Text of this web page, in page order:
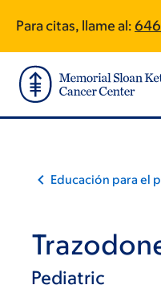
main
content
footer
Para citas, llame al:
Educación para el
Pediatric